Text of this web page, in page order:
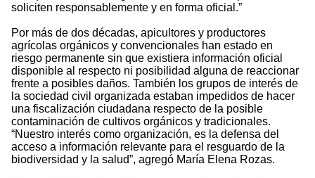
soliciten responsablemente y en forma oficial.”
Por más de dos décadas, apicultores y productores
agrícolas orgánicos y convencionales han estado en
riesgo permanente sin que existiera información oficial
disponible al respecto ni posibilidad alguna de reaccionar
frente a posibles daños. También los grupos de interés de
la sociedad civil organizada estaban impedidos de hacer
una fiscalización ciudadana respecto de la posible
contaminación de cultivos orgánicos y tradicionales.
“Nuestro interés como organización, es la defensa del
acceso a información relevante para el resguardo de la
biodiversidad y la salud”, agregó María Elena Rozas.